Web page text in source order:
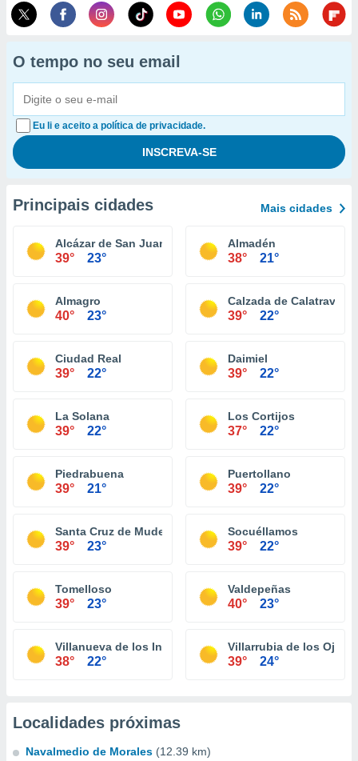
O tempo no seu email
Eu li e aceito a política de privacidade.
Principais cidades Mais cidades
Alcázar de San Juan
39° 23°
Almadén
38° 21°
Almagro
40° 23°
Calzada de Calatrava
39° 22°
Ciudad Real
39° 22°
Daimiel
39° 22°
La Solana
39° 22°
Los Cortijos
37° 22°
Piedrabuena
39° 21°
Puertollano
39° 22°
Santa Cruz de Mudela
39° 23°
Socuéllamos
39° 22°
Tomelloso
39° 23°
Valdepeñas
40° 23°
Villanueva de los Infantes
38° 22°
Villarrubia de los Ojos
39° 24°
Localidades próximas
Navalmedio de Morales (12.39 km)